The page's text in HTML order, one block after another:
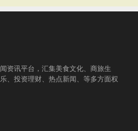
资讯平台，汇集美食文化、商旅生
、投资理财、热点新闻、等多方面权